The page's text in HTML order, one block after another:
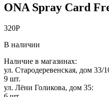
ONA Spray Card
320Р
В наличии
Наличие в магазинах:
ул. Стародеревенская, дом 33/
9 шт.
ул. Лёни Голикова, дом 35: